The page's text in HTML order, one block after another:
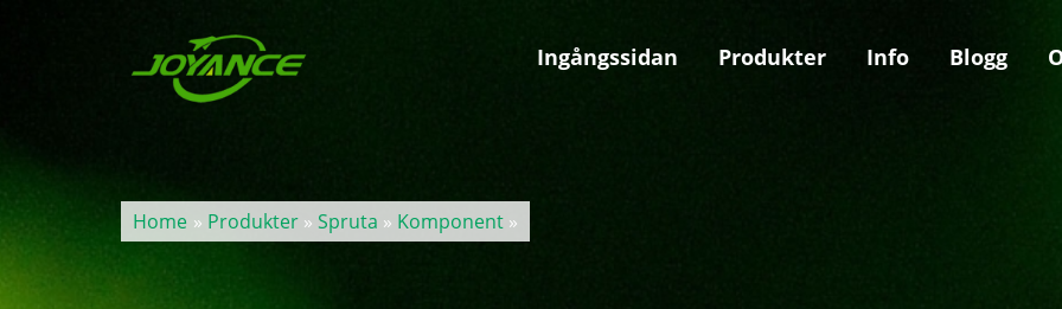
Ingångssidan Produkter Info Blogg
Home » Produkter » Spruta » Komponent »